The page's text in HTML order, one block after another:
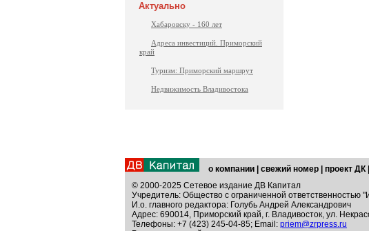
Актуально
Хабаровску - 160 лет
Адреса инвестиций. Приморский
край
Туризм: Приморский маршрут
Недвижимость Владивостока
о компании свежий номер проект ДК
© 2000-2025 Сетевое издание ДВ Капитал
Учредитель: Общество с ограниченной
И.о. главного редактора: Голубь Андрей Александрович
Адрес: 690014, Приморский край, г. Владивосток, ул.
Телефоны: +7 (423) 245-04-85; Email: priem@zrpress.ru